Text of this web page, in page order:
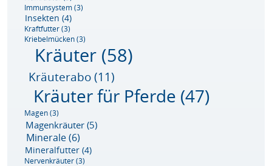
Immunsystem(3)
Insekten (4)
Kraftfutter(3)
Kriebelmücken(3)
Kräuter(58)
Kräuterabo(11)
Kräuter für Pferde (47)
Magen(3)
Magenkräuter (5)
Minerale(6)
Mineralfutter (4)
Nervenkräuter(3)